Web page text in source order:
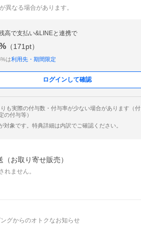
異なる場合があります。
高で支払い&LINEと連携で
（171 pt）
は利用先・期間限定
ログインして確認
も実際の付与数・付与率が少ない場合があります（付
の付与等）
対象です。特典詳細は内訳でご確認ください。
お取り寄せ販売）
れません。
グからのオトクなお知らせ